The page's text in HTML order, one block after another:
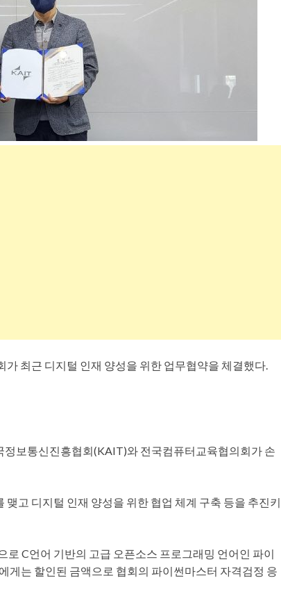
최근 디지털 인재 양성을 위한 업무협약을 체결했다.
정보통신진흥협회(KAIT)와 전국컴퓨터교육협의회가 손
고 디지털 인재 양성을 위한 협업 체계 구축 등을 추진키
로 C언어 기반의 고급 오픈소스 프로그래밍 언어인 파이
게는 할인된 금액으로 협회의 파이썬마스터 자격검정 응